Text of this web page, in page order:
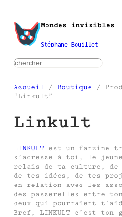
contenu
Mondes invisibles
Stéphane Bouillet
rechercher
Accueil / Boutique /
“Linkult”
Linkult
LINKULT est un fanzine
s’adresse à toi, le
relais de ta culture,
de tes idées, de tes
en relation avec les
des passerelles entre
ceux qui pourraient
Bref, LINKULT c’est ton